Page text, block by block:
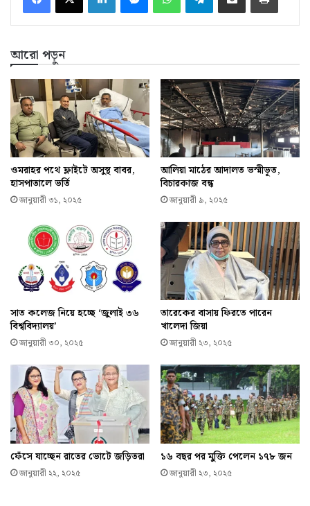
আরো পড়ুন
ওমরাহর পথে ফ্লাইটে অসুস্থ বাবর,
হাসপাতালে ভর্তি
জানুয়ারী ৩১, ২০২৫
আলিয়া মাঠের আদালত ভস্মীভূত,
বিচারকাজ বন্ধ
জানুয়ারী ৯, ২০২৫
সাত কলেজ নিয়ে হচ্ছে ‘জুলাই ৩৬
বিশ্ববিদ্যালয়’
জানুয়ারী ৩০, ২০২৫
তারেকের বাসায় ফিরতে পারেন
খালেদা জিয়া
জানুয়ারী ২৩, ২০২৫
ফেঁসে যাচ্ছেন রাতের ভোটে জড়িতরা
জানুয়ারী ২২, ২০২৫
১৬ বছর পর মুক্তি পেলেন ১৭৮ জন
জানুয়ারী ২৩, ২০২৫